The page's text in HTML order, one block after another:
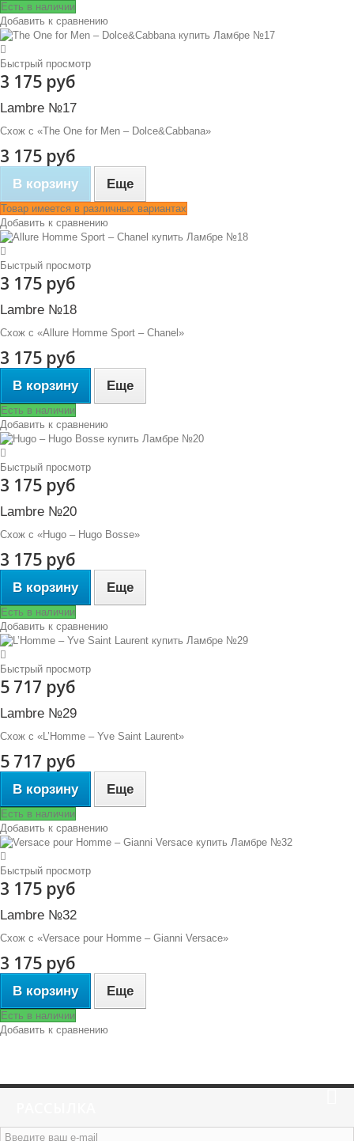
Есть в наличии
Добавить к сравнению
Быстрый просмотр
3 175 руб
Lambre №17
Схож с «The One for Men – Dolce&Cabbana»
3 175 руб
В корзину Еще
Товар имеется в различных вариантах
Добавить к сравнению
Быстрый просмотр
3 175 руб
Lambre №18
Схож с «Allure Homme Sport – Chanel»
3 175 руб
В корзину Еще
Есть в наличии
Добавить к сравнению
Быстрый просмотр
3 175 руб
Lambre №20
Схож с «Hugo – Hugo Bosse»
3 175 руб
В корзину Еще
Есть в наличии
Добавить к сравнению
Быстрый просмотр
5 717 руб
Lambre №29
Схож с «L’Homme – Yve Saint Laurent»
5 717 руб
В корзину Еще
Есть в наличии
Добавить к сравнению
Быстрый просмотр
3 175 руб
Lambre №32
Схож с «Versace pour Homme – Gianni Versace»
3 175 руб
В корзину Еще
Есть в наличии
Добавить к сравнению